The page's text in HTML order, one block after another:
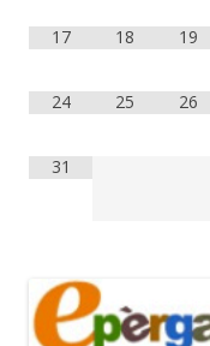
17 18 19
24 25 26
31